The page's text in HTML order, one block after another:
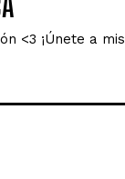
<3 ¡Únete a